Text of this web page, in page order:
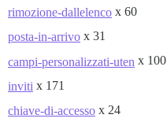
rimozione-dallelenco x 60
posta-in-arrivo x 31
campi-personalizzati-uten x 100
inviti x 171
chiave-di-accesso x 24